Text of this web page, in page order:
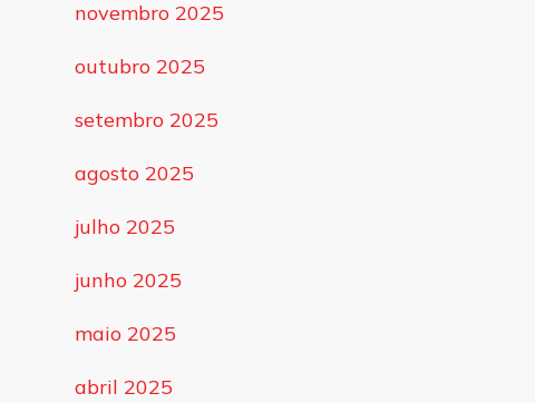
novembro 2025
outubro 2025
setembro 2025
agosto 2025
julho 2025
junho 2025
maio 2025
abril 2025